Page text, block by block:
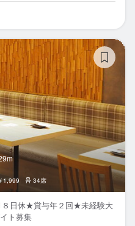
1,999 34席
８日休★賞与年２回★未経験大
ト募集